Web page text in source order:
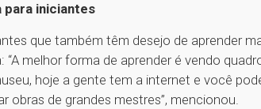
iniciantes
que também têm desejo de aprender
“A melhor forma de aprender é vendo
hoje a gente tem a internet e você
obras de grandes mestres”, mencionou.